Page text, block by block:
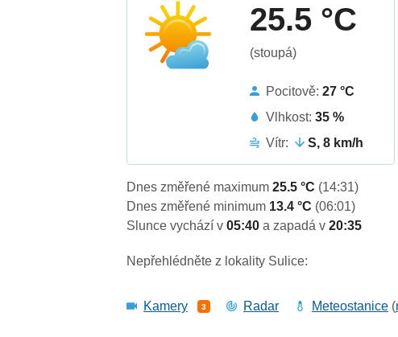
25.5 °C
(stoupá)
Pocitově:27 °C
Vlhkost:35 %
Vítr:
S, 8 km/h
Dnes změřené maximum25.5 °C (14:31)
Dnes změřené minimum 13.4 °C (06:01)
Slunce vychází v05:40a zapadá v20:35
Nepřehlédněte z lokality Sulice:
Kamery 3 Radar Meteostanice (